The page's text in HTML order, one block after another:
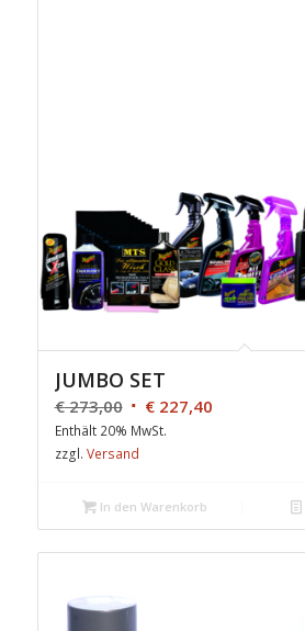
JUMBO SET
€273,00 €227,40
Enthält 20% MwSt.
zzgl. Versand
In den Warenkorb